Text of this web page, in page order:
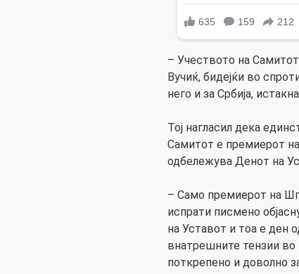
– Учеството на
Вучиќ, бидејќи во
него и за Србија,
Тој нагласил дека
Самитот е премиерот на
одбележува Денот на
– Само премиерот на
испрати писмено
на Уставот и тоа е ден
внатрешните тензии
поткрепено и доволно